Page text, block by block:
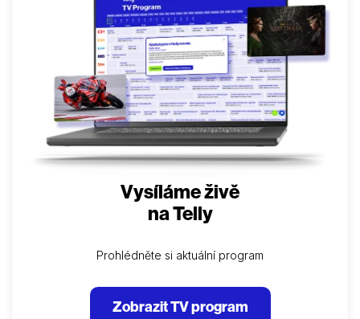
Vysíláme živě
na Telly
Prohlédněte si aktuální program
Zobrazit TV program